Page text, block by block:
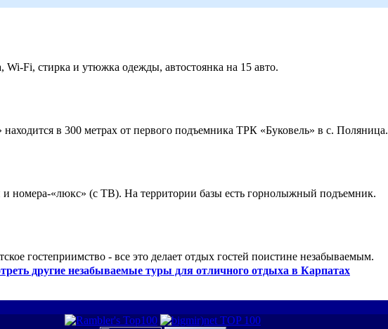
Wi-Fi, стирка и утюжка одежды, автостоянка на 15 авто.
в 300 метрах от первого подъемника ТРК «Буковель» в с. Поляница.
и номера-«люкс» (с ТВ). На территории базы есть горнолыжный подъемник.
гостеприимство - все это делает отдых гостей поистине незабываемым.
другие незабываемые туры для отличного отдыха в Карпатах